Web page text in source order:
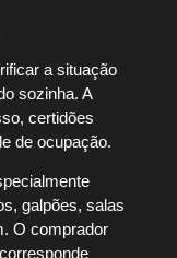
a situação
sozinha. A
certidões
de ocupação.
galpões, salas
O comprador